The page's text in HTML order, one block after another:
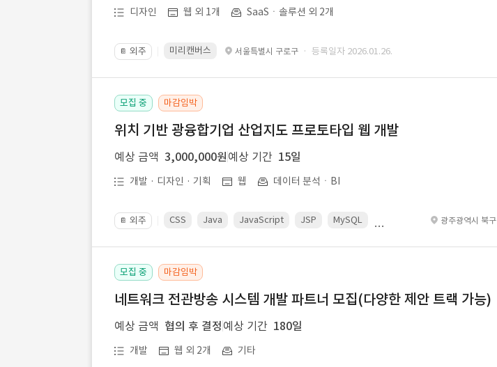
디자인 웹 외 1개 SaaSㆍ솔루션 외 2개
📔 외주 미리캔버스 서울특별시 구로구 · 등록일자 2026.01.26.
모집 중 마감임박
위치 기반 광융합기업 산업지도 프로토타입 웹 개발
예상 금액 3,000,000원 예상 기간 15일
개발 · 디자인 · 기획 웹 데이터 분석ㆍBI
📔 외주 CSS Java JavaScript JSP MySQL Spring광주광역시 북구
모집 중 마감임박
네트워크 전관방송 시스템 개발 파트너 모집(다양한 제안 트랙 가능)
예상 금액 협의 후 결정 예상 기간 180일
개발 웹 외 2개 기타